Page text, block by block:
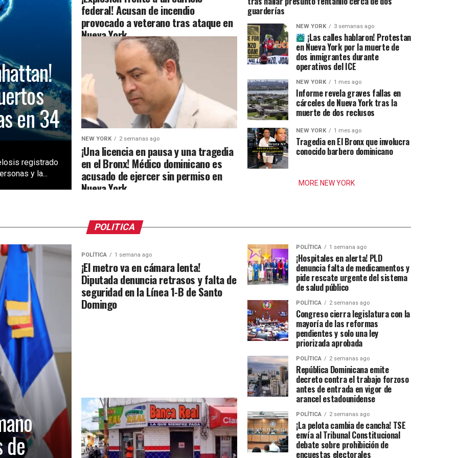
en 34
registrado
y la...
federal! Acusan de incendio
provocado a veterano tras ataque en
Nueva York
NEW YORK 2 semanas ago
¡Una licencia en pausa y una tragedia
en el Bronx! Médico dominicano es
acusado de ejercer sin permiso en
Nueva York
guarderías
NEW YORK 3 semanas ago
¡Las calles hablaron! Protestan
en Nueva York por la muerte de
dos inmigrantes durante
operativos del ICE
NEW YORK 1 mes ago
Informe revela graves fallas en
cárceles de Nueva York tras la
muerte de dos reclusos
NEW YORK 1 mes ago
Tragedia en El Bronx que involucra
conocido barbero dominicano
MORE NEW YORK
POLITICA
de
POLÍTICA 1 semana ago
¡El metro va en cámara lenta!
Diputada denuncia retrasos y falta de
seguridad en la Línea 1-B de Santo
Domingo
POLÍTICA 1 semana ago
¡Hospitales en alerta! PLD
denuncia falta de medicamentos y
pide rescate urgente del sistema
de salud público
POLÍTICA 2 semanas ago
Congreso cierra legislatura con la
mayoría de las reformas
pendientes y solo una ley
priorizada aprobada
POLÍTICA 2 semanas ago
República Dominicana emite
decreto contra el trabajo forzoso
antes de entrada en vigor de
arancel estadounidense
POLÍTICA 2 semanas ago
¡La pelota cambia de cancha! TSE
envía al Tribunal Constitucional
debate sobre prohibición de
encuestas electorales